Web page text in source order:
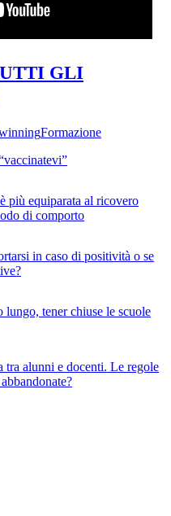
GLI
Formazione
più equiparata al ricovero
di comporto
in caso di positività o se
tener chiuse le scuole
alunni e docenti. Le regole